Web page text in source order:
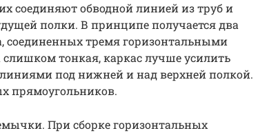
соединяют обводной линией из труб и
полки. В принципе получается два
соединенных тремя горизонтальными
тонкая, каркас лучше усилить
под нижней и над верхней полкой.
прямоугольников.
При сборке горизонтальных